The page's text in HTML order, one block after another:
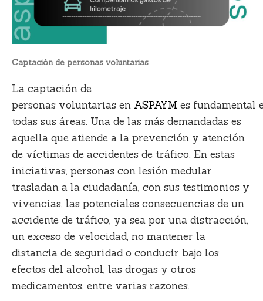
Captación de personas voluntarias
La captación de
personas voluntarias en ASPAYM es fundamental
todas sus áreas. Una de las más demandadas es
aquella que atiende a la prevención y atención
de víctimas de accidentes de tráfico. En estas
iniciativas, personas con lesión medular
trasladan a la ciudadanía, con sus testimonios y
vivencias, las potenciales consecuencias de un
accidente de tráfico, ya sea por una distracción,
un exceso de velocidad, no mantener la
distancia de seguridad o conducir bajo los
efectos del alcohol, las drogas y otros
medicamentos, entre varias razones.